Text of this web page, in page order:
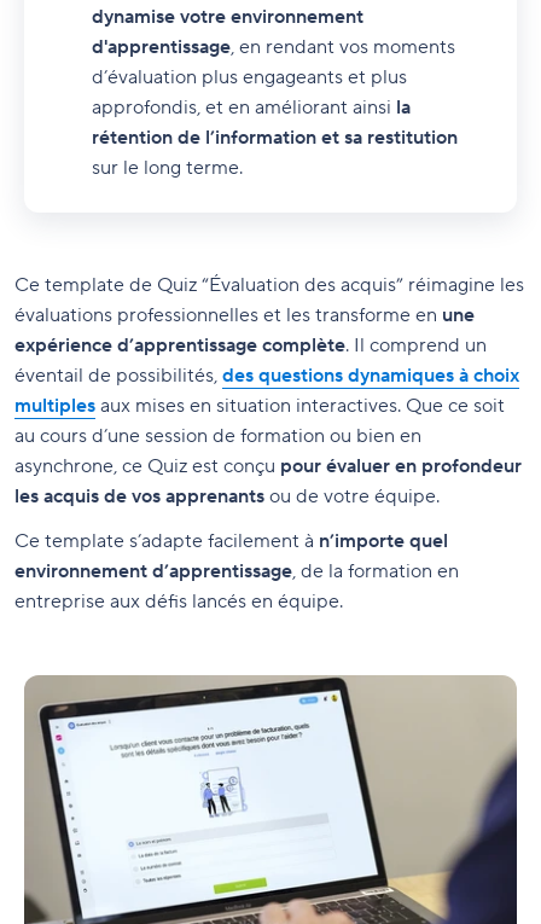
dynamise votre environnement
d'apprentissage, en rendant vos moments
d’évaluation plus engageants et plus
approfondis, et en améliorant ainsi la
rétention de l’information et sa restitution
sur le long terme.
Ce template de Quiz “Évaluation des acquis” réimagine les
évaluations professionnelles et les transforme en une
expérience d’apprentissage complète. Il comprend un
éventail de possibilités, des questions dynamiques à choix
multiples aux mises en situation interactives. Que ce soit
au cours d’une session de formation ou bien en
asynchrone, ce Quiz est conçu pour évaluer en profondeur
les acquis de vos apprenants ou de votre équipe.
Ce template s’adapte facilement à n’importe quel
environnement d’apprentissage, de la formation en
entreprise aux défis lancés en équipe.